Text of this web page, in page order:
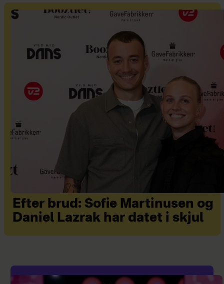
Efter brud: Sofie Martinusen og
Daniel Lazrak har datet i skjul